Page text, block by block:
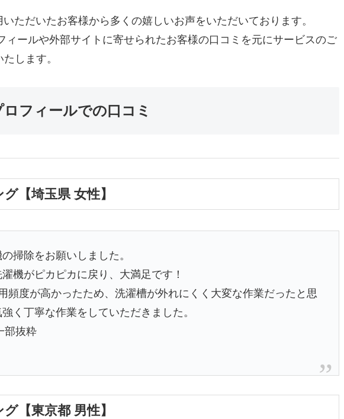
ただいたお客様から多くの嬉しいお声をいただいております。
ィールや外部サイトに寄せられたお客様の口コミを元にサービスのご
します。
フィールでの口コミ
【埼玉県 女性】
掃除をお願いしました。
機がピカピカに戻り、大満足です！
頻度が高かったため、洗濯槽が外れにくく大変な作業だったと思
く丁寧な作業をしていただきました。
部抜粋
【東京都 男性】